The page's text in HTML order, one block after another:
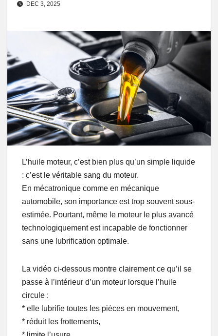
DEC 3, 2025
L’huile moteur, c’est bien plus qu’un simple liquide
: c’est le véritable sang du moteur.
En mécatronique comme en mécanique
automobile, son importance est trop souvent sous-
estimée. Pourtant, même le moteur le plus avancé
technologiquement est incapable de fonctionner
sans une lubrification optimale.
La vidéo ci-dessous montre clairement ce qu’il se
passe à l’intérieur d’un moteur lorsque l’huile
circule :
* elle lubrifie toutes les pièces en mouvement,
* réduit les frottements,